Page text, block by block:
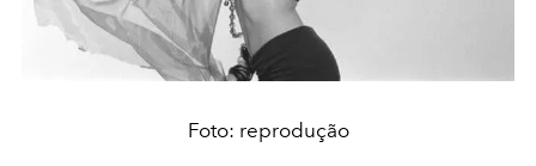
Foto: reprodução